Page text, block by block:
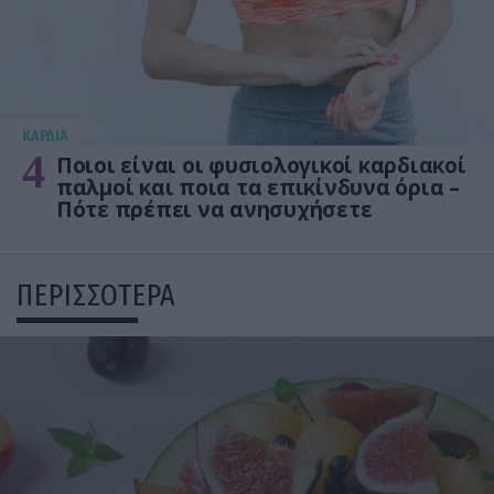
KΑΡΔΙΑ
4 Ποιοι είναι οι φυσιολογικοί καρδιακοί
παλμοί και ποια τα επικίνδυνα όρια –
Πότε πρέπει να ανησυχήσετε
ΠΕΡΙΣΣΟΤΕΡΑ